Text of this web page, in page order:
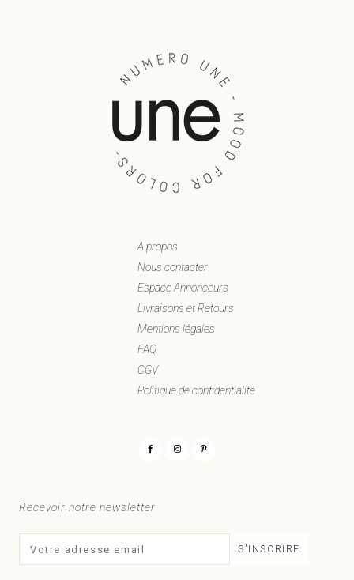
A propos
Nous contacter
Espace Annonceurs
Livraisons et Retours
Mentions légales
FAQ
CGV
Politique de confidentialité
Recevoir notre newsletter
S'INSCRIRE